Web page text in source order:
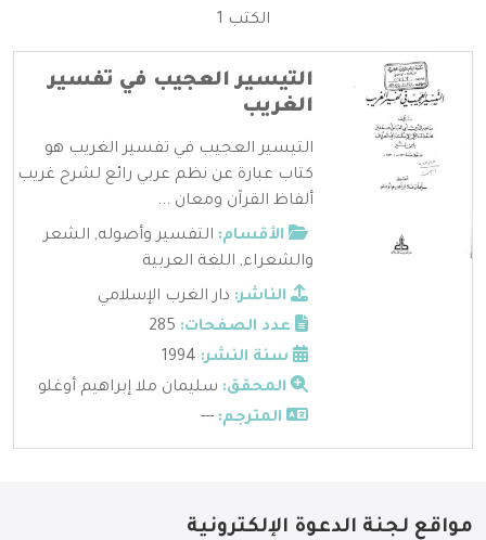
الكتب 1
التيسير العجيب في تفسير
الغريب
التيسير العجيب في تفسير الغريب هو
كتاب عبارة عن نظم عربي رائع لشرح غريب
ألفاظ القرآن ومعان ...
الأقسام: التفسير وأصوله, الشعر
والشعراء, اللغة العربية
الناشر: دار الغرب الإسلامي
عدد الصفحات:
سنة النشر:
المحقق: سليمان ملا إبراهيم أوغلو
المترجم: ---
مواقع لجنة الدعوة الإلكترونية